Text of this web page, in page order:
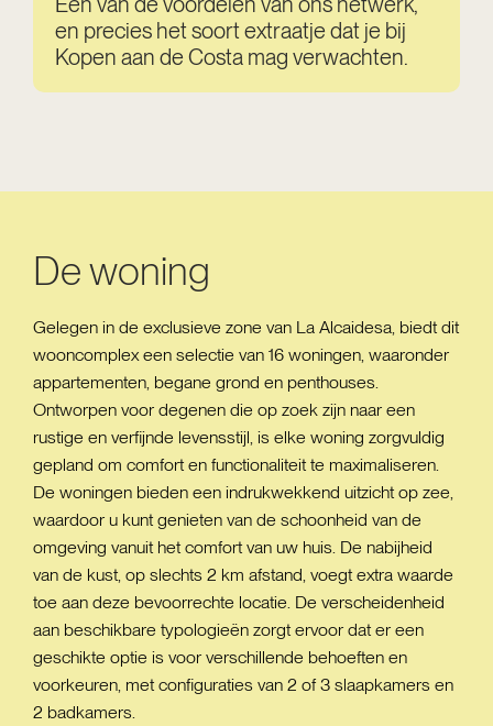
en precies het soort extraatje dat je bij
Kopen aan de Costa mag verwachten.
De woning
Gelegen in de exclusieve zone van La Alcaidesa, biedt dit
wooncomplex een selectie van 16 woningen, waaronder
appartementen, begane grond en penthouses.
Ontworpen voor degenen die op zoek zijn naar een
rustige en verfijnde levensstijl, is elke woning zorgvuldig
gepland om comfort en functionaliteit te maximaliseren.
De woningen bieden een indrukwekkend uitzicht op zee,
waardoor u kunt genieten van de schoonheid van de
omgeving vanuit het comfort van uw huis. De nabijheid
van de kust, op slechts 2 km afstand, voegt extra waarde
toe aan deze bevoorrechte locatie. De verscheidenheid
aan beschikbare typologieën zorgt ervoor dat er een
geschikte optie is voor verschillende behoeften en
voorkeuren, met configuraties van 2 of 3 slaapkamers en
2 badkamers.